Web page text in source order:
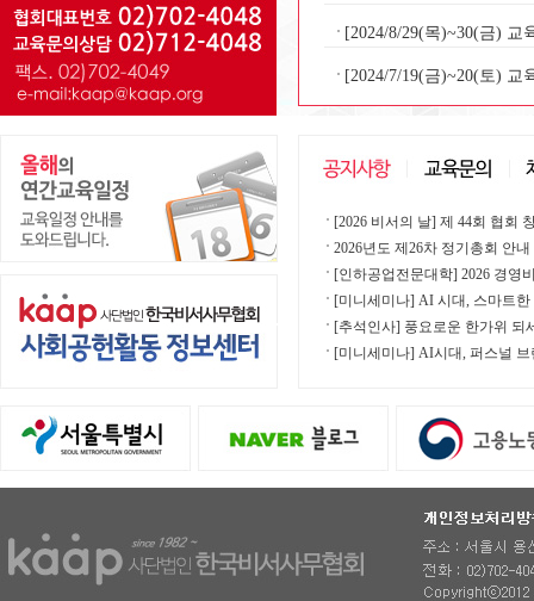
[2024/8/29(목)~30(금)
[2024/7/19(금)~20(토)
[2026 비서의 날] 제 44회 협회
2026년도 제26차 정기총회 안내
[인하공업전문대학] 2026 경영
[미니세미나] AI 시대, 스마트
[추석인사] 풍요로운 한가위 되
[미니세미나] AI시대, 퍼스널